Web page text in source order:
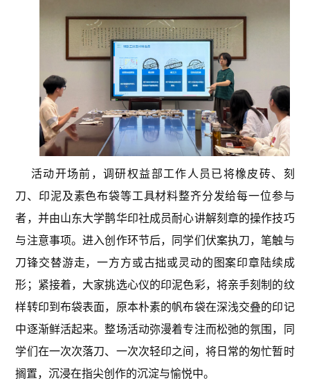
活动开场前，调研权益部工作人员已将橡皮砖、刻
刀、印泥及素色布袋等工具材料整齐分发给每一位参与
者，并由山东大学鹊华印社成员耐心讲解刻章的操作技巧
与注意事项。进入创作环节后，同学们伏案执刀，笔触与
刀锋交替游走，一方方或古拙或灵动的图案印章陆续成
形；紧接着，大家挑选心仪的印泥色彩，将亲手刻制的纹
样转印到布袋表面，原本朴素的帆布袋在深浅交叠的印记
中逐渐鲜活起来。整场活动弥漫着专注而松弛的氛围，同
学们在一次次落刀、一次次轻印之间，将日常的匆忙暂时
搁置，沉浸在指尖创作的沉淀与愉悦中。